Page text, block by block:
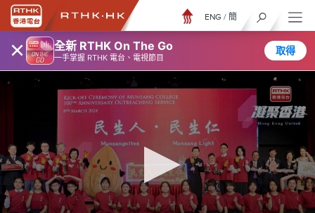
× 全新 RTHK On The Go
一手掌握 RTHK 電台、電視節目
取得
ENG / 簡